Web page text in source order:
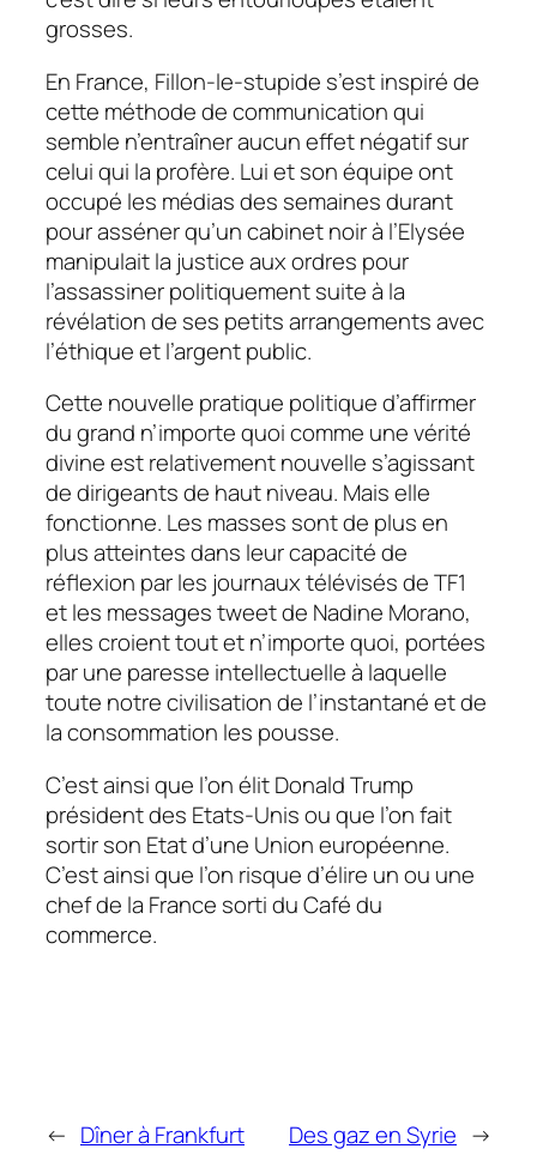
grosses.
En France, Fillon-le-stupide s’est inspiré de
cette méthode de communication qui
semble n’entraîner aucun effet négatif sur
celui qui la profère. Lui et son équipe ont
occupé les médias des semaines durant
pour asséner qu’un cabinet noir à l’Elysée
manipulait la justice aux ordres pour
l’assassiner politiquement suite à la
révélation de ses petits arrangements avec
l’éthique et l’argent public.
Cette nouvelle pratique politique d’affirmer
du grand n’importe quoi comme une vérité
divine est relativement nouvelle s’agissant
de dirigeants de haut niveau. Mais elle
fonctionne. Les masses sont de plus en
plus atteintes dans leur capacité de
réflexion par les journaux télévisés de TF1
et les messages tweet de Nadine Morano,
elles croient tout et n’importe quoi, portées
par une paresse intellectuelle à laquelle
toute notre civilisation de l’instantané et de
la consommation les pousse.
C’est ainsi que l’on élit Donald Trump
président des Etats-Unis ou que l’on fait
sortir son Etat d’une Union européenne.
C’est ainsi que l’on risque d’élire un ou une
chef de la France sorti du Café du
commerce.
← Dîner à Frankfurt Des gaz en Syrie →